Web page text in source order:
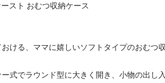
スト おむつ収納ケース
ける、ママに嬉しいソフトタイプのおむつ
式でラウンド型に大きく開き、小物の出し